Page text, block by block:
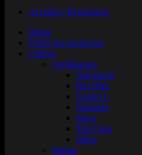
Acceder / Registrarse
Home
Todos los productos
Cultivo
Fertilizantes
Advanced
Bio Bizz
Cuatro L
Namaste
Skog
Top Crop
Otros
Indoor